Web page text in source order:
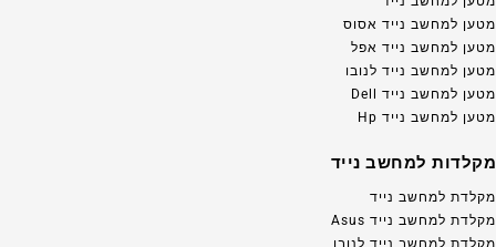
מטען למחשב נייד אסוס
מטען למחשב נייד אפל
מטען למחשב נייד לנובו
מטען למחשב נייד Dell
מטען למחשב נייד Hp
מקלדות למחשב נייד
מקלדת למחשב נייד
מקלדת למחשב נייד Asus
מקלדת למחשב נייד לנובו